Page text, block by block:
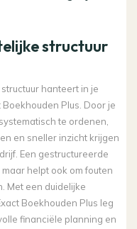
structuur
hanteert in je
Plus. Door je
te ordenen,
en sneller inzicht krijgen
Een gestructureerde
helpt ook om fouten
Met een duidelijke
Boekhouden Plus leg
financiële planning en